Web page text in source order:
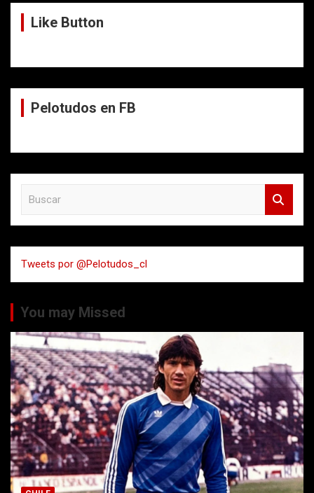
Like Button
Pelotudos en FB
a
r
Tweets por @Pelotudos_cl
You may Missed